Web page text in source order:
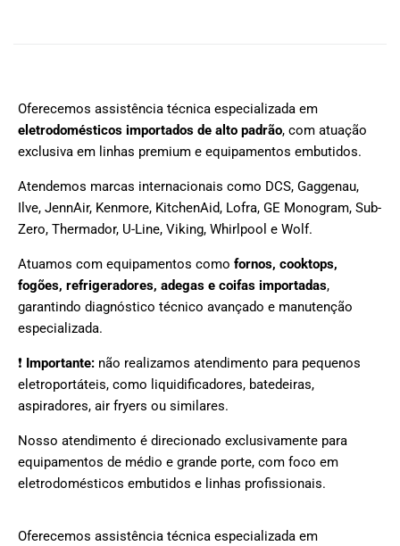
Oferecemos assistência técnica especializada em
eletrodomésticos importados de alto padrão, com atuação
exclusiva em linhas premium e equipamentos embutidos.
Atendemos marcas internacionais como DCS, Gaggenau,
Ilve, JennAir, Kenmore, KitchenAid, Lofra, GE Monogram, Sub-
Zero, Thermador, U-Line, Viking, Whirlpool e Wolf.
Atuamos com equipamentos como fornos, cooktops,
fogões, refrigeradores, adegas e coifas importadas,
garantindo diagnóstico técnico avançado e manutenção
especializada.
❗ Importante: não realizamos atendimento para pequenos
eletroportáteis, como liquidificadores, batedeiras,
aspiradores, air fryers ou similares.
Nosso atendimento é direcionado exclusivamente para
equipamentos de médio e grande porte, com foco em
eletrodomésticos embutidos e linhas profissionais.
Oferecemos assistência técnica especializada em